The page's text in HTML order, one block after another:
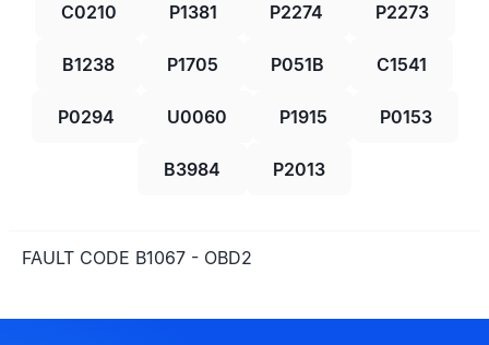
C0210 P1381 P2274 P2273
B1238 P1705 P051B C1541
P0294 U0060 P1915 P0153
B3984 P2013
FAULT CODE B1067 - OBD2